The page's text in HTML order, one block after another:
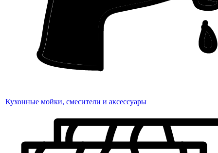
Кухонные мойки, смесители и аксессуары